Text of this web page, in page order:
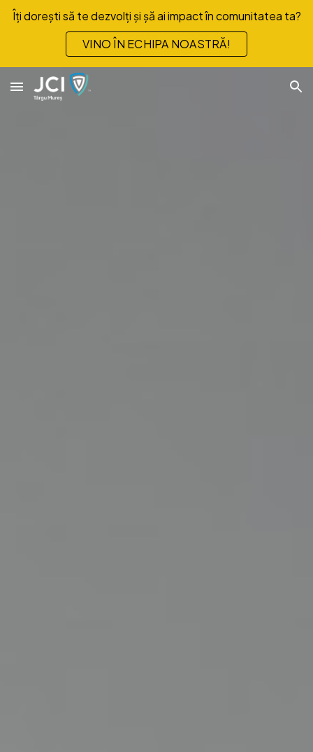
Skip to main content
Îți dorești să te dezvolți și șă ai impact în comunitatea ta?
VINO ÎN ECHIPA NOASTRĂ!